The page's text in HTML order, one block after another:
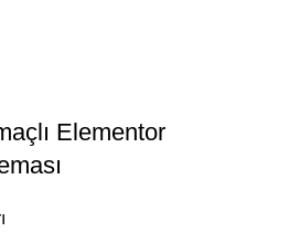
Elementor